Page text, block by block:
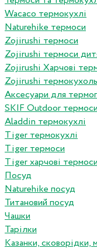
Wacaco термокухлі
Naturehike термоси
Zojirushi термоси
Zojirushi термоси
Zojirushi Харчові
Zojirushi термокухоль
Аксесуари для
SKIF Outdoor
Aladdin термокухлі
Tiger термокухлі
Tiger термоси
Tiger харчові
Посуд
Naturehike посуд
Титановий посуд
Чашки
Тарілки
Казанки, сковорідки,